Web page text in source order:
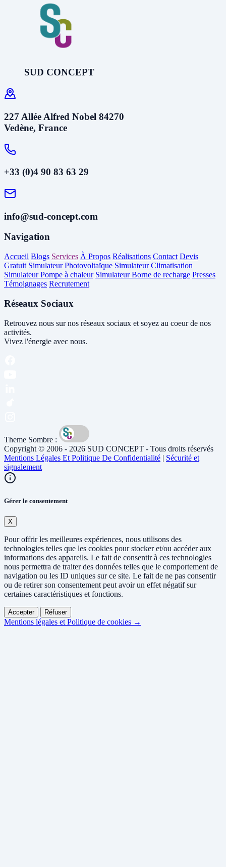
SUD CONCEPT
227 Allée Alfred Nobel 84270
Vedène, France
+33 (0)4 90 83 63 29
info@sud-concept.com
Navigation
Accueil Blogs Services À Propos Réalisations Contact Devis
Gratuit Simulateur Photovoltaïque Simulateur Climatisation
Simulateur Pompe à chaleur Simulateur Borne de recharge Presses
Témoignages Recrutement
Réseaux Sociaux
Retrouvez nous sur nos réseaux sociaux et soyez au coeur de nos
activités.
Vivez l'énergie avec nous.
Theme Sombre :
Copyright © 2006 - 2026 SUD CONCEPT - Tous droits réservés
Mentions Légales Et Politique De Confidentialité | Sécurité et
signalement
Gérer le consentement
X
Pour offrir les meilleures expériences, nous utilisons des
technologies telles que les cookies pour stocker et/ou accéder aux
informations des appareils. Le fait de consentir à ces technologies
nous permettra de traiter des données telles que le comportement de
navigation ou les ID uniques sur ce site. Le fait de ne pas consentir
ou de retirer son consentement peut avoir un effet négatif sur
certaines caractéristiques et fonctions.
Accepter Réfuser
Mentions légales et Politique de cookies →